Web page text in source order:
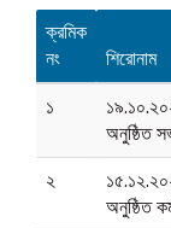
ক্রমিক
নং
শিরোনাম
১
অনুষ্ঠিত
২
অনুষ্ঠিত